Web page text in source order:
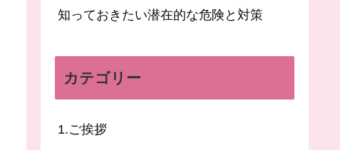
知っておきたい潜在的な危険と対策
カテゴリー
1.ご挨拶